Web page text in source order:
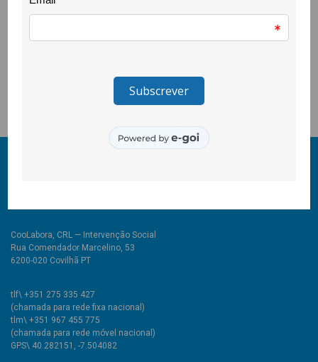
Esta iniciativa é uma actividade do Projecto Quero Ser Mais
E6G,financiado pelo Programa Escolhas, que tem intervenção
de Escolas Frei Heitor Pinto.
CooLabora, CRL — Intervenção Social
Rua Comendador Marcelino, 53
6200-020 Covilhã PT
tlf\ +351 275 335 427
(chamada para rede fixa nacional)
tlm\ +351 967 455 775
(chamada para rede móvel nacional)
GPS\ 40.282151, -7.504082